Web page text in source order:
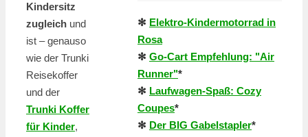
Kindersitz
zugleich und
ist – genauso
wie der Trunki
Reisekoffer
und der
Trunki Koffer
für Kinder,
✻ Elektro-Kindermotorrad in
Rosa
✻ Go-Cart Empfehlung: "Air
Runner"*
✻ Laufwagen-Spaß: Cozy
Coupes*
✻ Der BIG Gabelstapler*